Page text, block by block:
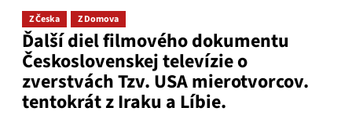
Z Česka Z Domova
Ďalší diel filmového dokumentu
Československej televízie o
zverstvách Tzv. USA mierotvorcov.
tentokrát z Iraku a Líbie.